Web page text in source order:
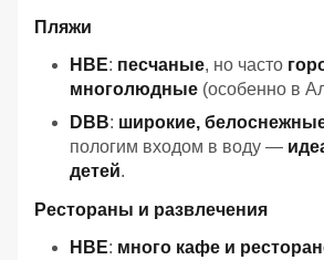
Пляжи
HBE: песчаные, но часто
многолюдные (особенно в
DBB: широкие,
пологим входом в воду —
детей.
Рестораны и развлечения
HBE: много кафе и